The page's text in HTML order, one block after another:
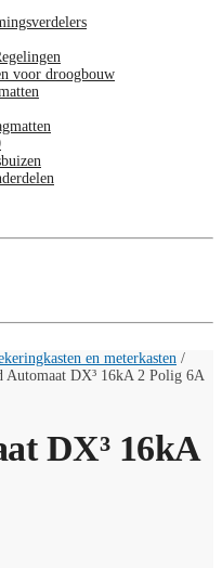
voor droogbouw
en meterkasten /
Automaat DX³ 16kA 2 Polig 6A
DX³ 16kA